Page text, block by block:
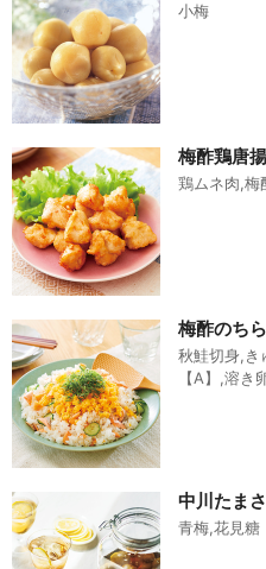
小梅
梅酢鶏唐
鶏ムネ肉,梅
梅酢のち
秋鮭切身,き
【A】,溶き
中川たま
青梅,花見糖